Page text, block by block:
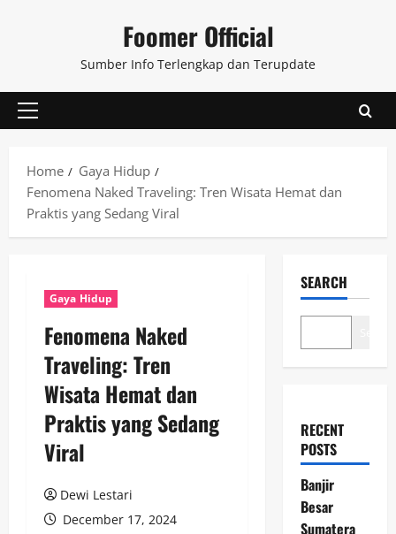
Foomer Official
Sumber Info Terlengkap dan Terupdate
Primary
Home
Gaya Hidup
Fenomena Naked Traveling: Tren Wisata Hemat dan
Praktis yang Sedang Viral
Gaya Hidup
Fenomena Naked
Traveling: Tren
Wisata Hemat dan
Praktis yang Sedang
Viral
Dewi Lestari
December 17, 2024
SEARCH
RECENT
POSTS
Banjir
Besar
Sumatera